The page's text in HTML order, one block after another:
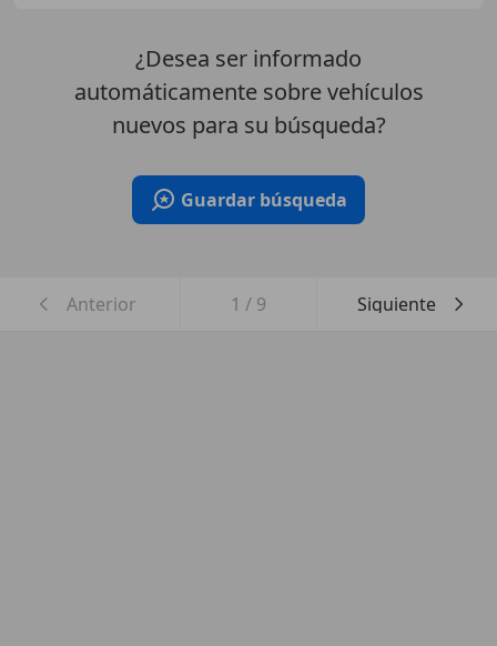
¿Desea ser informado
automáticamente sobre vehículos
nuevos para su búsqueda?
Guardar búsqueda
Anterior 1 / 9 Siguiente